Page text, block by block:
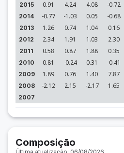
2015 0.91 4.24 4.08 -0.72
2014 -0.77 -1.03 0.05 -0.68
2013 1.26 0.74 1.04 0.16
2012 2.34 1.91 1.03 2.30
2011 0.58 0.87 1.88 0.35
2010 0.81 -0.24 0.31 -0.41
2009 1.89 0.76 1.40 7.87
2008 -2.12 2.15 -2.17 1.65
2007
Composição